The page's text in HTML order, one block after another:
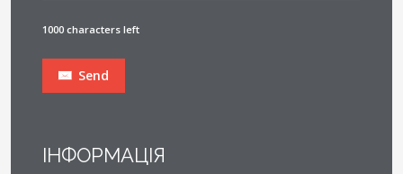
1000 characters left
Send
ІНФОРМАЦІЯ